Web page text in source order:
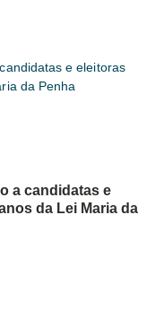
a candidatas e
da Lei Maria da